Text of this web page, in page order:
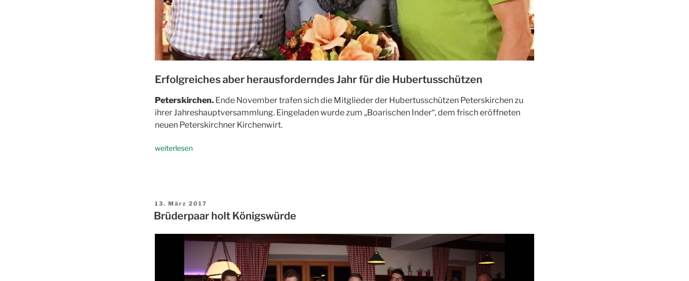
Erfolgreiches aber herausforderndes Jahr für die Hubertusschützen
Peterskirchen. Ende November trafen sich die Mitglieder der Hubertusschützen Peterskirchen zu
ihrer Jahreshauptversammlung. Eingeladen wurde zum „Boarischen Inder“, dem frisch eröffneten
neuen Peterskirchner Kirchenwirt.
„Jahreshauptversammlung
weiterlesen
Veröffentlicht
am
13. März 2017
Brüderpaar holt Königswürde